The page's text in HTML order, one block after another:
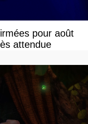
pour août
attendue